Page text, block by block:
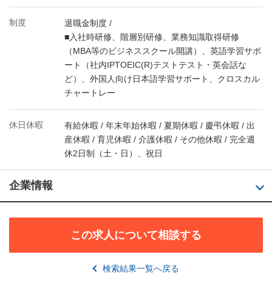
制度
退職金制度 /
■入社時研修、階層別研修、業務知識取得研修
（MBA等のビジネススクール開講）、英語学習サポ
ート（社内IPTOEIC(R)テストテスト・英会話な
ど）、外国人向け日本語学習サポート、クロスカル
チャートレー
休日休暇
有給休暇 / 年末年始休暇 / 夏期休暇 / 慶弔休暇 / 出
産休暇 / 育児休暇 / 介護休暇 / その他休暇 / 完全週
休2日制（土・日）、祝日
企業情報
この求人について相談する
検索結果一覧へ戻る